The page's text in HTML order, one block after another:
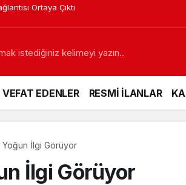
Yeni Karar
VEFAT EDENLER RESMİ İLANLAR
Yoğun İlgi Görüyor
İlgi Görüyor